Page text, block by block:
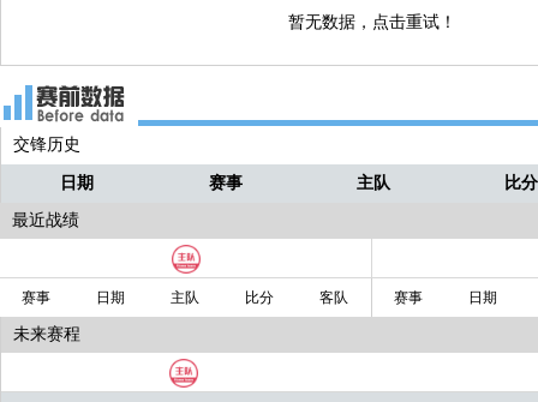
暂无数据，点击重试！
交锋历史
日期 赛事 主队 比分
最近战绩
赛事 日期 主队 比分 客队 赛事 日期
未来赛程